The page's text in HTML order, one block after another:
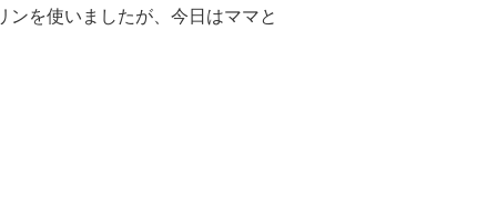
を使いましたが、今日はママと